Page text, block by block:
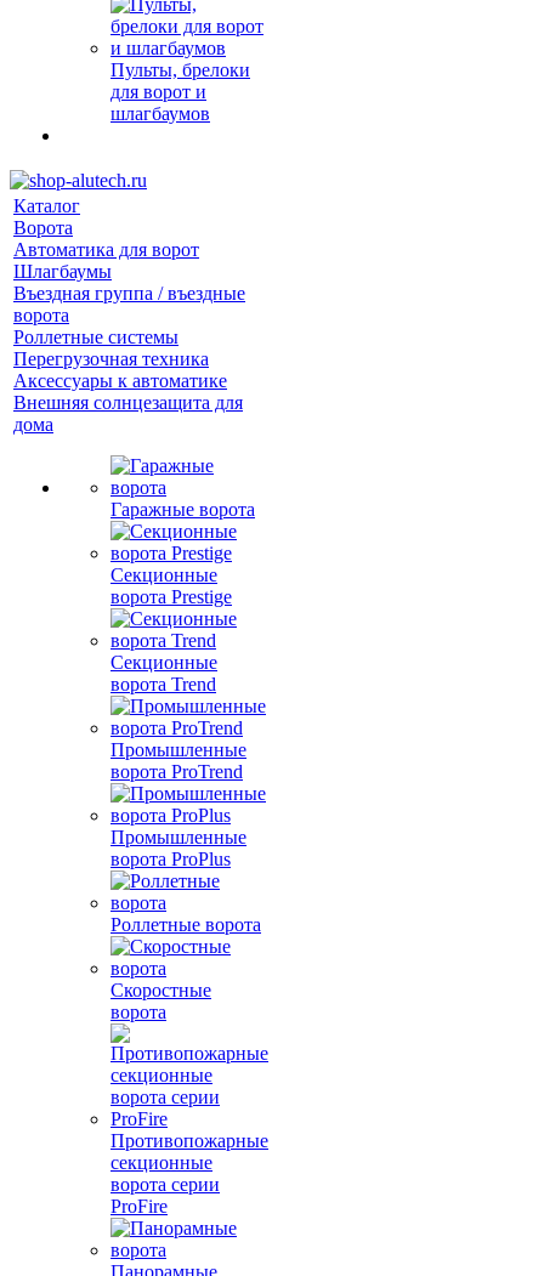
Пульты, брелоки
для ворот и
шлагбаумов
Каталог
Ворота
Автоматика для ворот
Шлагбаумы
Въездная группа / въездные
ворота
Роллетные системы
Перегрузочная техника
Аксессуары к автоматике
Внешняя солнцезащита для
дома
Гаражные ворота
Секционные
ворота Prestige
Секционные
ворота Trend
Промышленные
ворота ProTrend
Промышленные
ворота ProPlus
Роллетные ворота
Скоростные
ворота
Противопожарные
секционные
ворота серии
ProFire
Панорамные